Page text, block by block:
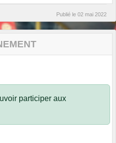
Publié le 02 mai 2022
participer aux